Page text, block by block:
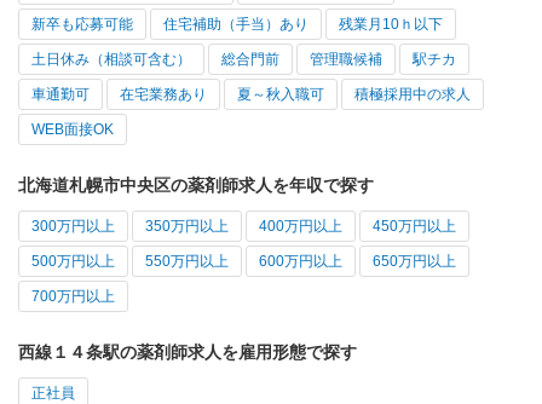
新卒も応募可能 住宅補助（手当）あり 残業月10ｈ以下
土日休み（相談可含む） 総合門前 管理職候補 駅チカ
車通勤可 在宅業務あり 夏～秋入職可 積極採用中の求人
WEB面接OK
北海道札幌市中央区の薬剤師求人を年収で探す
300万円以上 350万円以上 400万円以上 450万円以上
500万円以上 550万円以上 600万円以上 650万円以上
700万円以上
西線１４条駅の薬剤師求人を雇用形態で探す
正社員